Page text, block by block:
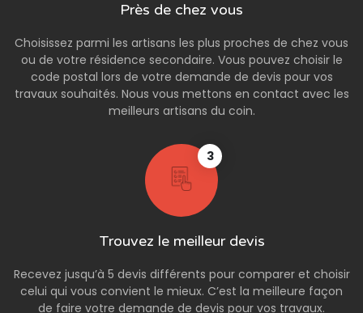
Près de chez vous
Choisissez parmi les artisans les plus proches de chez vous
ou de votre résidence secondaire. Vous pouvez choisir le
code postal lors de votre demande de devis pour vos
travaux souhaités. Nous vous mettons en contact avec les
meilleurs artisans du coin.
3
Trouvez le meilleur devis
Recevez jusqu’à 5 devis différents pour comparer et choisir
celui qui vous convient le mieux. C’est la meilleure façon
de faire votre demande de devis pour vos travaux.